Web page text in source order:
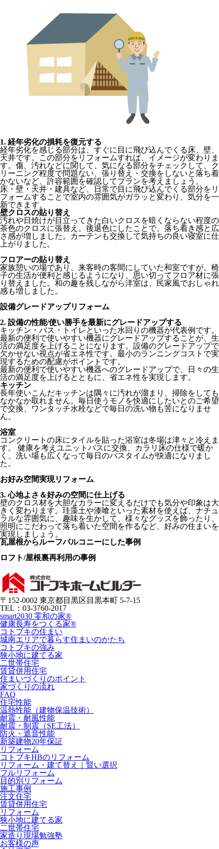
1. 経年劣化の損耗を復元する
経年劣化を感じる部分は、すぐに目に飛び込んでくる床、壁、
天井です。この部分をリフォームすれば、イメージが変わりま
す。傷、汚れなどに関して、気になる部分をチェックして、ク
リーニング程度で問題ない、張り替え・交換をしないと落ち着
かないなど、許容範囲を確認してプランを考えましょう。
床・壁・天井・建具など、日常で目に飛び込んでくる部分をリ
フォームすることで室内の雰囲気がガラッと変わり、気分を一
新できます。
壁クロスの貼り替え
汚れや日焼けが目立ってきた白いクロスを暗くならない程度の
茶色のクロスに張替え。後退色にしたことで、落ち着き感と広
さ感が増しました。カーテンも交換して気持ちの良い寝室に仕
上がりました。
フロアーの貼り替え
家族憩いの場であり、来客時の客間にしていた和室ですが、椅
子の生活が便利と感じるようになり、思い切ってフロア材に張
り替えました。和の趣を残しながら洋室は、民家風でおしゃれ
感も増しました。
設備グレードアップリフォーム
2. 設備の性能/使い勝手を最新にグレードアップする
キッチン・バス・トイレといった水回りの機器が代表例です。
最新の便利で使いやすい機器にグレードアップすることが、生
活の満足度を上げることになります。設備のグレードアップで
欠かせない視点が省エネ性です。最小のランニングコストで実
現するための配慮がポイントです。
最新の便利で使いやすい機器へのグレードアップで、日々の生
活の満足度を上げるとともに、省エネ性を実現します。
キッチン
長年使いこんだキッチンは隅々に汚れが溜まり、掃除をしても
なかなか取れません。毎日使うモノを快適にしたいとのご希望
で交換、ワンタッチ水栓などで毎日の洗い物も苦になりませ
ん。
浴室
コンクリートの床にタイルを貼った浴室は冬場は津々と冷えま
す。 健康を考えユニットバスに交換、カラリ床の仕様で暖か
く、洗い場も広くなって毎日のバスタイムが快適になりまし
た。
お好み空間実現リフォーム
3. 心地よさ＆好みの空間に仕上げる
壁のクロス材を大胆なカラーに変えるだけでも気分や印象は大
きく変わります。珪藻土や漆喰といった素材を使えば、ナチュ
ラルな雰囲気に、趣味を生かして、様々なグッズを飾ったり、
照明にこだわって落ち着いた空間を作るなど、好みの住まいを
実現しましょう。
瓦屋根からルーフバルコニーにした事例
ロフト/屋根裏再利用の事例
〒152-0002 東京都目黒区目黒本町 5-7-15
TEL：03-3760-2017
smart2030 零和の家®
健康長寿をつくる家®
コトブキの住まい
城南エリアで暮らす住まいのかたち
コトブキの強み
狭小地に建てる家
二世帯住宅
賃貸併用住宅
住まいづくりのポイント
家づくりの流れ
FAQ
住宅性能
温熱性能（建物保温技術）
耐震・耐風性能
耐震・制震（SE工法）
防火・遮音性能
新築建物20年保証
リフォーム
コトブキHBのリフォーム
リフォーム・建て替え｜賢い選択
フルリフォーム
目的別リフォーム
施工事例
注文住宅
賃貸併用住宅
リフォーム
狭小地に建てる家
二世帯住宅
家造り現場勉強塾
お客様の声